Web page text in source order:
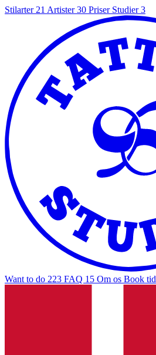
Stilarter 21 Artister30 Priser Studier3
Want to do 223 FAQ 15 Om os Book tid